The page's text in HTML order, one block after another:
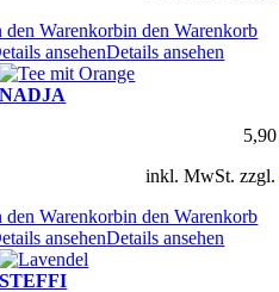
den Warenkorbin den Warenkorb
ansehenDetails ansehen
NADJA
5,90
inkl. MwSt. zzgl.
den Warenkorbin den Warenkorb
ansehenDetails ansehen
STEFFI